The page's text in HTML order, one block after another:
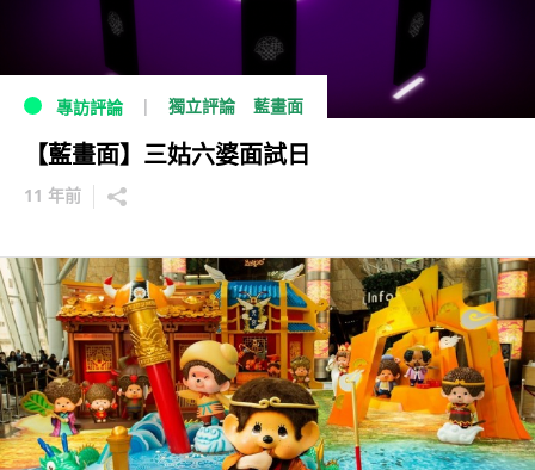
專訪評論 獨立評論 藍畫面
【藍畫面】三姑六婆面試日
11 年前